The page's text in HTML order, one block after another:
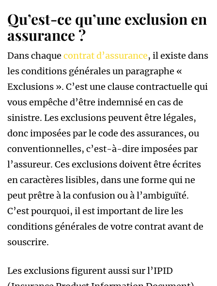
Qu’est-ce qu’une exclusion en
assurance ?
Dans chaque contrat d’assurance, il existe dans
les conditions générales un paragraphe «
Exclusions ». C’est une clause contractuelle qui
vous empêche d’être indemnisé en cas de
sinistre. Les exclusions peuvent être légales,
donc imposées par le code des assurances, ou
conventionnelles, c’est-à-dire imposées par
l’assureur. Ces exclusions doivent être écrites
en caractères lisibles, dans une forme qui ne
peut prêtre à la confusion ou à l’ambiguïté.
C’est pourquoi, il est important de lire les
conditions générales de votre contrat avant de
souscrire.
Les exclusions figurent aussi sur l’IPID